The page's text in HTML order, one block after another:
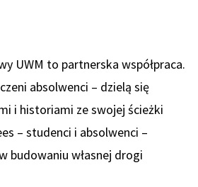
UWM to partnerska współpraca.
absolwenci – dzielą się
i historiami ze swojej ścieżki
– studenci i absolwenci –
budowaniu własnej drogi